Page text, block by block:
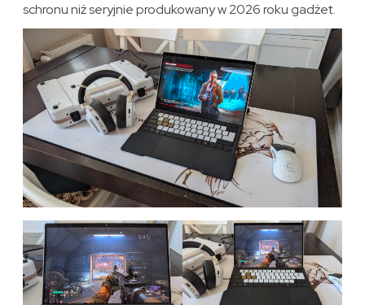
schronu niż seryjnie produkowany w 2026 roku gadżet.